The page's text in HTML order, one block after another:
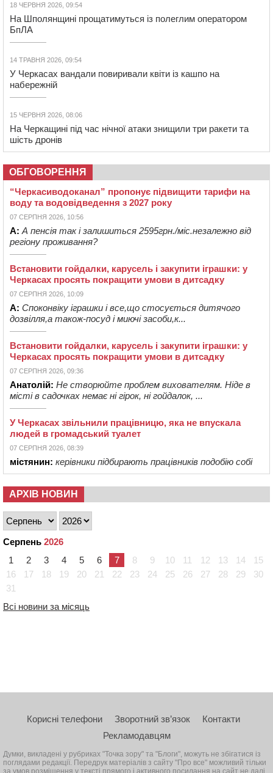
18 ЧЕРВНЯ 2026, 09:54
На Шполянщині прощатимуться із полеглим оператором
БпЛА
14 ТРАВНЯ 2026, 09:54
У Черкасах вандали повиривали квіти із кашпо на
набережній
15 ЧЕРВНЯ 2026, 08:06
На Черкащині під час нічної атаки знищили три ракети та
шість дронів
ОБГОВОРЕННЯ
“Черкасиводоканал” пропонує підвищити тарифи на
воду та водовідведення з 2027 року
07 СЕРПНЯ 2026, 10:56
А: А пенсія так і залишиться 2595грн./міс.незалежно від
регіону проживання?
Встановити гойдалки, карусель і закупити іграшки: у
Черкасах просять покращити умови в дитсадку
07 СЕРПНЯ 2026, 10:09
А: Споконвіку іграшки і все,що стосується дитячого
дозвілля,а також-посуд і миючі засоби,к...
Встановити гойдалки, карусель і закупити іграшки: у
Черкасах просять покращити умови в дитсадку
07 СЕРПНЯ 2026, 09:36
Анатолій: Не створюйте проблем вихователям. Ніде в
місті в садочках немає ні гірок, ні гойдалок, ...
У Черкасах звільнили працівницю, яка не впускала
людей в громадський туалет
07 СЕРПНЯ 2026, 08:39
містянин: керівники підбирають працівників подобію собі
АРХІВ НОВИН
Серпень 2026
1
2 3 4 5 6 7 8 9 10 11 12 13 14
15
16
17 18 19 20 21 22 23 24 25 26 27 28 29
30
31
Всі новини за місяць
Корисні телефони Зворотний зв’язок
Контакти
Рекламодавцям
Думки, викладені у рубриках "Точка зору" та "Блоги", можуть не збігатися із
поглядами редакції. Передрук матеріалів з сайту "Про все" можливий тільки
за умов розміщення у тексті прямого і активного посилання на сайт не далі